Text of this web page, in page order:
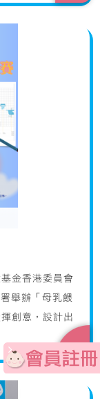
金香港委員會
舉辦「母乳餵
創意，設計出
+